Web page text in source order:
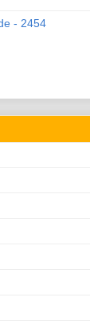
- 2454